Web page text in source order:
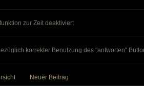
zur Zeit deaktiviert
korrekter Benutzung des "antworten"
Neuer Beitrag